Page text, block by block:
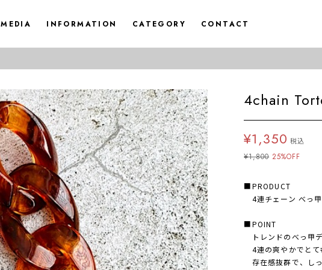
MEDIA INFORMATION CATEGORY CONTACT
4chain
¥1,350 税込
¥1,800 25%OFF
■PRODUCT
4連チェーン べっ
■POINT
トレンドのべっ甲
4連の爽やかでとて
存在感抜群で、し